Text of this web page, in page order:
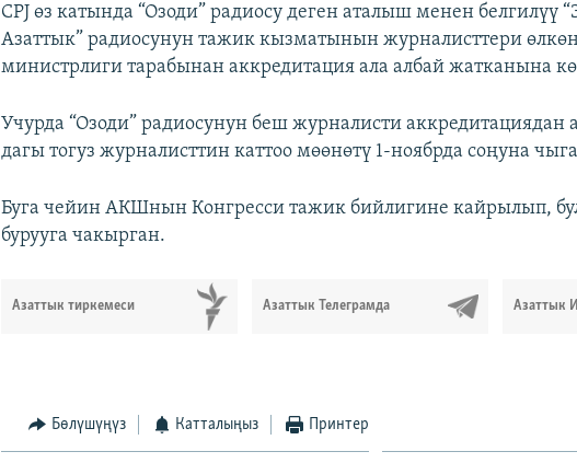
CPJ өз катында “Озоди” радиосу деген аталыш менен белгилүү
Азаттык” радиосунун тажик кызматынын журналисттери
министрлиги тарабынан аккредитация ала албай жатканына
Учурда “Озоди” радиосунун беш журналисти аккредитациядан
дагы тогуз журналисттин каттоо мөөнөтү 1-ноябрда соңуна
Буга чейин АКШнын Конгресси тажик бийлигине кайрылып,
бурууга чакырган.
Азаттык тиркемеси Азаттык Телеграмда Азаттык
Бөлүшүңүз Катталыңыз Принтер